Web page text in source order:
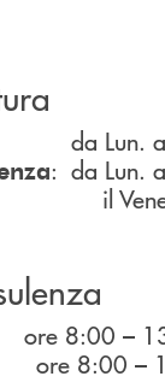
Lun. a
: da Lun.
08.00
ore 8:00 –
–